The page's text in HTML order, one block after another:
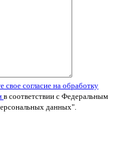
свое согласие на обработку
в соответствии с Федеральным
данных".